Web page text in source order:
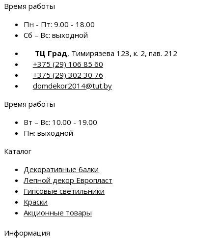
Время работы
Пн - Пт: 9.00 - 18.00
Сб – Вс: выходной
ТЦ Град, Тимирязева 123, к. 2, пав. 212
+375 (29) 106 85 60
+375 (29) 302 30 76
domdekor2014@tut.by
Время работы
Вт – Вс: 10.00 - 19.00
Пн: выходной
Каталог
Декоративные балки
Лепной декор Европласт
Гипсовые светильники
Краски
Акционные товары
Информация